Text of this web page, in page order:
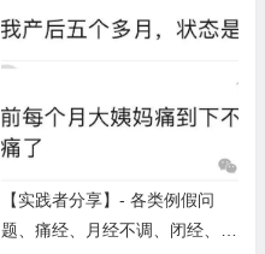
【实践者分享】- 各类例假问
题、痛经、月经不调、闭经、生